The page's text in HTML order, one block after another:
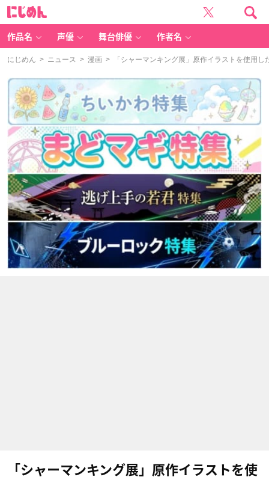
作品名 声優 舞台俳優 作者名
にじめん > ニュース > 漫画 > 「シャーマンキング展」原作イラストを使用し
「シャーマンキング展」原作イラストを使